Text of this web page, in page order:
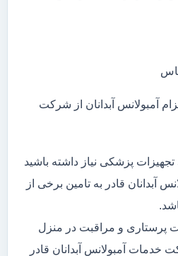
آمبولانس آبدانان از شرکت
پزشکی نیاز داشته باشید
آبدانان قادر به تامین برخی از
پرستاری و مراقبت در منزل
خدمات آمبولانس آبدانان قادر